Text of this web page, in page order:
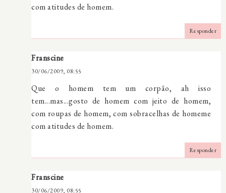
com atitudes de homem.
Responder
Franscine
30/06/2009, 08:55
Que o homem tem um corpão, ah isso
tem...mas...gosto de homem com jeito de homem,
com roupas de homem, com sobracelhas de homeme
com atitudes de homem.
Responder
Franscine
30/06/2009, 08:55